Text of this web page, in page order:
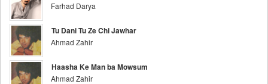
Farhad Darya
Tu Dani Tu Ze Chi Jawhar
Ahmad Zahir
Haasha Ke Man ba Mowsum
Ahmad Zahir